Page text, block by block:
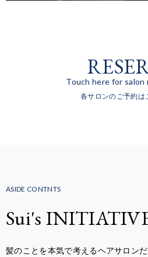
Touch here for salon
各サロンのご予約は
ASIDE CONTNTS
Sui's
髪のことを本気で考えるヘアサロン